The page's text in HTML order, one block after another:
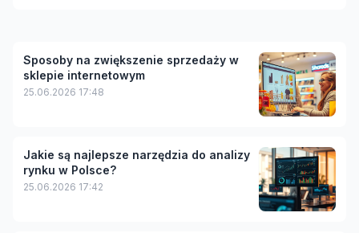
Sposoby na zwiększenie sprzedaży w
sklepie internetowym
25.06.2026 17:48
Jakie są najlepsze narzędzia do analizy
rynku w Polsce?
25.06.2026 17:42